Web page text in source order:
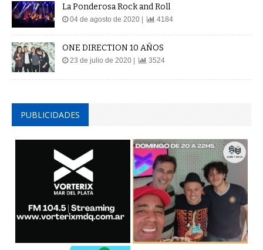
La Ponderosa Rock and Roll
04 de agosto de 2020 | 4184
ONE DIRECTION 10 AÑOS
23 de julio de 2020 | 3524
PUBLICIDADES